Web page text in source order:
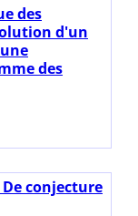
des
d'un
des
De conjecture